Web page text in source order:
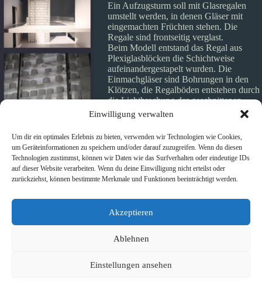
Einwilligung verwalten
Um dir ein optimales Erlebnis zu bieten, verwenden wir Technologien wie Cookies,
um Geräteinformationen zu speichern und/oder darauf zuzugreifen. Wenn du diesen
Technologien zustimmst, können wir Daten wie das Surfverhalten oder eindeutige IDs
auf dieser Website verarbeiten. Wenn du deine Einwilligung nicht erteilst oder
zurückziehst, können bestimmte Merkmale und Funktionen beeinträchtigt werden.
Akzeptieren
Ablehnen
Einstellungen ansehen
Ein Aufzugsturm soll mit Glasregalen
umstellt werden, in denen Gläser mit
eingemachten Früchten stehen. Die
Regale sind frontseitig verglast.
Beim Modell entstand das Regal aus
Plexiglasblöcken die Schichtweise
aufeinandergestapelt wurden. Die
Einmachgläser sind Bohrungen in den
Klötzen, die Regalböden entstehen durch
die Lichtbrechung der geschnittenen
Plexiglasblöcke.